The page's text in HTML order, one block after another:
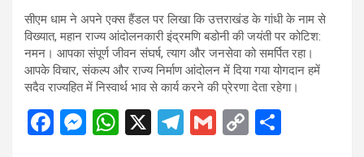
सीएम धाम ने अपने एक्स हैंडल पर लिखा कि उत्तराखंड के गांधी के नाम से
विख्यात, महान राज्य आंदोलनकारी इंद्रमणि बडोनी की जयंती पर कोटिश:
नमन। आपका संपूर्ण जीवन संघर्ष, त्याग और जनसेवा को समर्पित रहा।
आपके विचार, संकल्प और राज्य निर्माण आंदोलन में दिया गया योगदान हमें
सदैव राज्यहित में निस्वार्थ भाव से कार्य करने की प्रेरणा देता रहेगा।
F
M W X
T
G
C